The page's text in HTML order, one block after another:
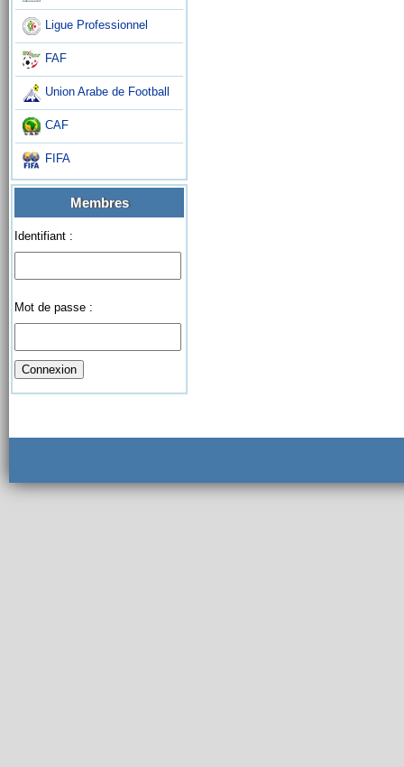
Ligue Professionnel
FAF
Union Arabe de Football
CAF
FIFA
Membres
Identifiant :
Mot de passe :